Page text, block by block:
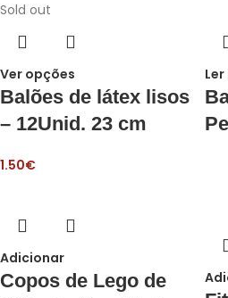
Sold out
Ver opções
Balões de látex lisos
– 12Unid. 23 cm
1.50€
Adicionar
Copos de Lego de